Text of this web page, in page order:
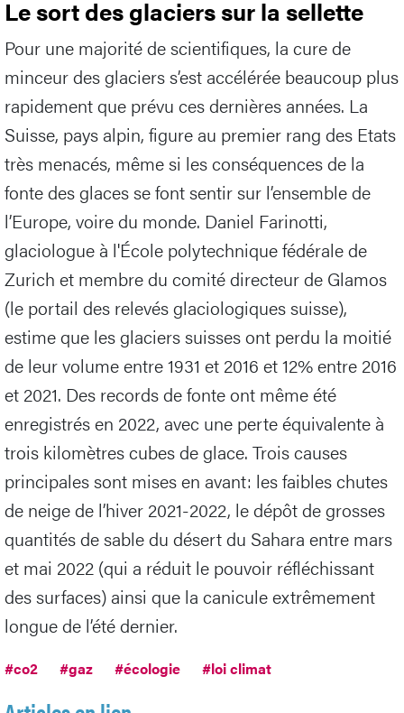
Le sort des glaciers sur la sellette
Pour une majorité de scientifiques, la cure de
minceur des glaciers s’est accélérée beaucoup plus
rapidement que prévu ces dernières années. La
Suisse, pays alpin, figure au premier rang des Etats
très menacés, même si les conséquences de la
fonte des glaces se font sentir sur l’ensemble de
l’Europe, voire du monde. Daniel Farinotti,
glaciologue à l'École polytechnique fédérale de
Zurich et membre du comité directeur de Glamos
(le portail des relevés glaciologiques suisse),
estime que les glaciers suisses ont perdu la moitié
de leur volume entre 1931 et 2016 et 12% entre 2016
et 2021. Des records de fonte ont même été
enregistrés en 2022, avec une perte équivalente à
trois kilomètres cubes de glace. Trois causes
principales sont mises en avant: les faibles chutes
de neige de l’hiver 2021-2022, le dépôt de grosses
quantités de sable du désert du Sahara entre mars
et mai 2022 (qui a réduit le pouvoir réfléchissant
des surfaces) ainsi que la canicule extrêmement
longue de l’été dernier.
#co2 #gaz #écologie #loi climat